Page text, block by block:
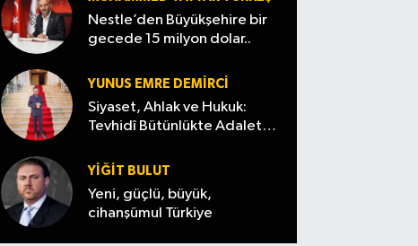
e
kabul
edildi
ilçeler
Ağust
os
Cuma)
fiyatl
Motor
in ve
benzi
nde
indiri
m var
mı? (7
Ağust
os
Nestle’den Büyükşehire bir
gecede 15 milyon dolar..
YUNUS EMRE DEMIRCI
Siyaset, Ahlak ve Hukuk:
Tevhidî Bütünlükte Adalet
YİĞİT BULUT
Yeni, güçlü, büyük,
cihanşümul Türkiye